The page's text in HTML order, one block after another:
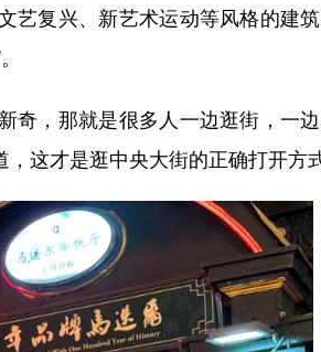
复兴、新艺术运动等风格的建
，那就是很多人一边逛街，一
这才是逛中央大街的正确打开方